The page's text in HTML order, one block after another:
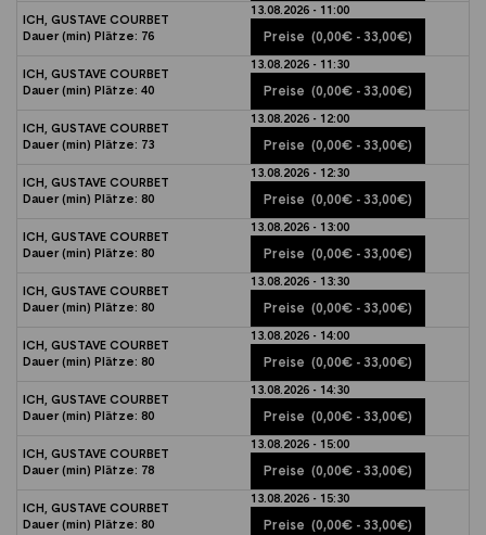
ICH, GUSTAVE COURBET
Dauer (min) Plätze: 76
13.08.2026 - 11:00
Preise (0,00€ - 33,00€)
ICH, GUSTAVE COURBET
Dauer (min) Plätze: 40
13.08.2026 - 11:30
Preise (0,00€ - 33,00€)
ICH, GUSTAVE COURBET
Dauer (min) Plätze: 73
13.08.2026 - 12:00
Preise (0,00€ - 33,00€)
ICH, GUSTAVE COURBET
Dauer (min) Plätze: 80
13.08.2026 - 12:30
Preise (0,00€ - 33,00€)
ICH, GUSTAVE COURBET
Dauer (min) Plätze: 80
13.08.2026 - 13:00
Preise (0,00€ - 33,00€)
ICH, GUSTAVE COURBET
Dauer (min) Plätze: 80
13.08.2026 - 13:30
Preise (0,00€ - 33,00€)
ICH, GUSTAVE COURBET
Dauer (min) Plätze: 80
13.08.2026 - 14:00
Preise (0,00€ - 33,00€)
ICH, GUSTAVE COURBET
Dauer (min) Plätze: 80
13.08.2026 - 14:30
Preise (0,00€ - 33,00€)
ICH, GUSTAVE COURBET
Dauer (min) Plätze: 78
13.08.2026 - 15:00
Preise (0,00€ - 33,00€)
ICH, GUSTAVE COURBET
Dauer (min) Plätze: 80
13.08.2026 - 15:30
Preise (0,00€ - 33,00€)